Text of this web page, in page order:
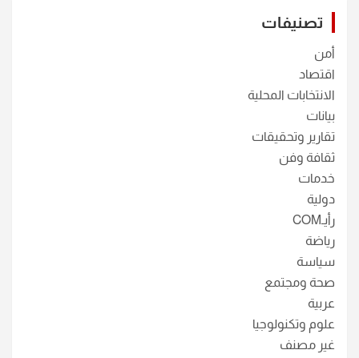
تصنيفات
أمن
اقتصاد
الانتخابات المحلية
بيانات
تقارير وتحقيقات
ثقافة وفن
خدمات
دولية
رأيـCOM
رياضة
سياسة
صحة ومجتمع
عربية
علوم وتكنولوجيا
غير مصنف